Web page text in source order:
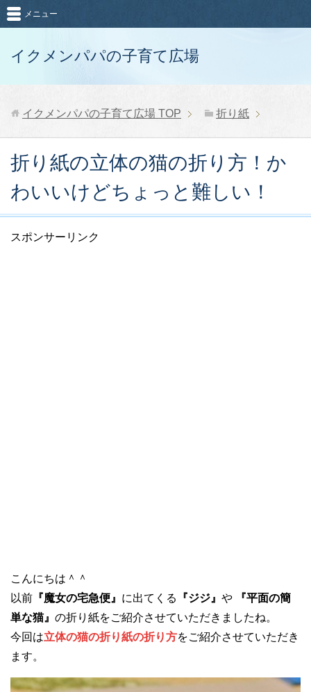
イクメンパパの子育て広場
メニュー
イクメンパパの子育て広場 TOP 折り紙
折り紙の立体の猫の折り方！か
わいいけどちょっと難しい！
スポンサーリンク
こんにちは＾＾
以前 『魔女の宅急便』 に出てくる 『ジジ』 や
『平面の簡
単な猫』 の折り紙をご紹介させていただきましたね。
今回は立体の猫の折り紙の折り方をご紹介させていただき
ます。